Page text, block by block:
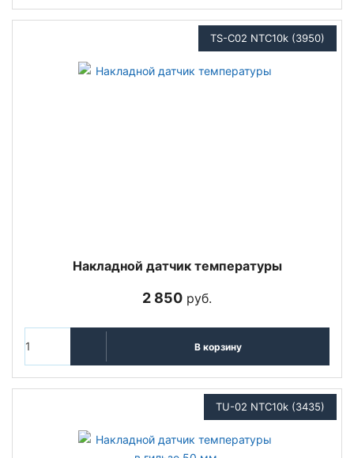
TS-C02 NTC10k (3950)
Накладной датчик температуры
2 850 руб.
В корзину
TU-02 NTC10k (3435)